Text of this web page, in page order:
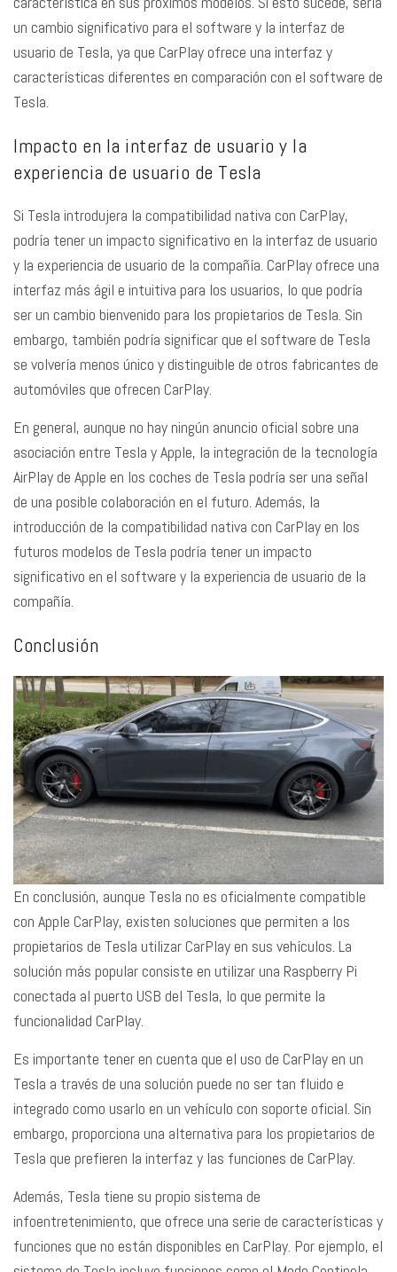
un cambio significativo para el software y la interfaz de
usuario de Tesla, ya que CarPlay ofrece una interfaz y
características diferentes en comparación con el software de
Tesla.
Impacto en la interfaz de usuario y la
experiencia de usuario de Tesla
Si Tesla introdujera la compatibilidad nativa con CarPlay,
podría tener un impacto significativo en la interfaz de usuario
y la experiencia de usuario de la compañía. CarPlay ofrece una
interfaz más ágil e intuitiva para los usuarios, lo que podría
ser un cambio bienvenido para los propietarios de Tesla. Sin
embargo, también podría significar que el software de Tesla
se volvería menos único y distinguible de otros fabricantes de
automóviles que ofrecen CarPlay.
En general, aunque no hay ningún anuncio oficial sobre una
asociación entre Tesla y Apple, la integración de la tecnología
AirPlay de Apple en los coches de Tesla podría ser una señal
de una posible colaboración en el futuro. Además, la
introducción de la compatibilidad nativa con CarPlay en los
futuros modelos de Tesla podría tener un impacto
significativo en el software y la experiencia de usuario de la
compañía.
Conclusión
En conclusión, aunque Tesla no es oficialmente compatible
con Apple CarPlay, existen soluciones que permiten a los
propietarios de Tesla utilizar CarPlay en sus vehículos. La
solución más popular consiste en utilizar una Raspberry Pi
conectada al puerto USB del Tesla, lo que permite la
funcionalidad CarPlay.
Es importante tener en cuenta que el uso de CarPlay en un
Tesla a través de una solución puede no ser tan fluido e
integrado como usarlo en un vehículo con soporte oficial. Sin
embargo, proporciona una alternativa para los propietarios de
Tesla que prefieren la interfaz y las funciones de CarPlay.
Además, Tesla tiene su propio sistema de
infoentretenimiento, que ofrece una serie de características y
funciones que no están disponibles en CarPlay. Por ejemplo, el